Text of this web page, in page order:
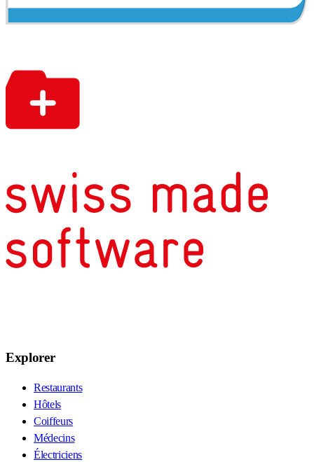
Explorer
Restaurants
Hôtels
Coiffeurs
Médecins
Électriciens